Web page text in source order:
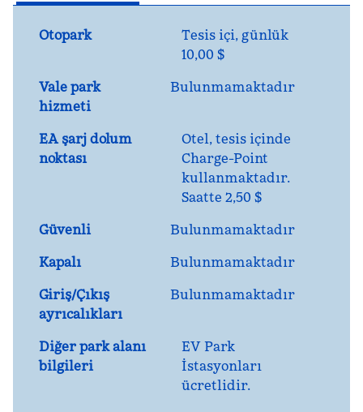
Otopark Tesis içi, günlük
10,00 $
Vale park
hizmeti
Bulunmamaktadır
EA şarj dolum
noktası
Otel, tesis içinde
Charge-Point
kullanmaktadır.
Saatte 2,50 $
Güvenli
Bulunmamaktadır
Kapalı
Bulunmamaktadır
Giriş/Çıkış
ayrıcalıkları
Bulunmamaktadır
Diğer park alanı
bilgileri
EV Park
İstasyonları
ücretlidir.